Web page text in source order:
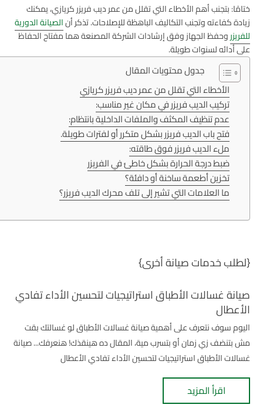
ختامًا: بتجنب أهم الأخطاء التي تقلل من عمر ديب فريزر كريازي، يمكنك
زيادة كفاءته وتجنب التكاليف الباهظة للإصلاحات. تذكر أنالصيانة الدورية
للفريزروحفظ الجهاز وفق إرشادات الشركة المصنعة هما مفتاح الحفاظ
على أدائه لسنوات طويلة.
جدول محتويات المقال
الأخطاء التي تقلل من عمر ديب فريزر كريازي
تركيب الديب فريزر في مكان غير مناسب:
عدم تنظيف المكثف والملفات الداخلية بانتظام:
فتح باب الديب فريزر بشكل متكرر أو لفترات طويلة.
ملء الديب فريزر فوق طاقته:
ضبط درجة الحرارة بشكل خاطئ في الفريزر
تخزين أطعمة ساخنة أو دافئة؟
ما العلامات التي تشير إلى تلف محرك الديب فريزر؟
{لطلب خدمات صيانة أخرى}
صيانة غسالات الأطباق استراتيجيات لتحسين الأداء تفادي
الأعطال
اليوم سوف نتعرف على أهمية صيانة غسالات الأطباق لو غسالتك بقت
مش بتنضف زي زمان أو بتسرب مية، المقال ده هينقذك! هنعرفك... صيانة
غسالات الأطباق استراتيجيات لتحسين الأداء تفادي الأعطال
اقرأ المزيد